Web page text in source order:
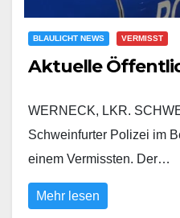
BLAULICHT NEWS VERMISST
Aktuelle
WERNECK, LKR.
Schweinfurter Polizei im
einem Vermissten. Der…
Mehr lesen